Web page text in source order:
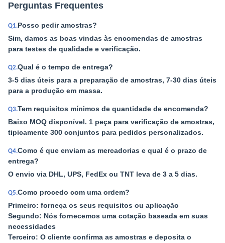
Perguntas Frequentes
Q1.Posso pedir amostras?
Sim, damos as boas vindas às encomendas de amostras
para testes de qualidade e verificação.
Q2.Qual é o tempo de entrega?
3-5 dias úteis para a preparação de amostras, 7-30 dias úteis
para a produção em massa.
Q3.Tem requisitos mínimos de quantidade de encomenda?
Baixo MOQ disponível. 1 peça para verificação de amostras,
tipicamente 300 conjuntos para pedidos personalizados.
Q4.Como é que enviam as mercadorias e qual é o prazo de
entrega?
O envio via DHL, UPS, FedEx ou TNT leva de 3 a 5 dias.
Q5.Como procedo com uma ordem?
Primeiro: forneça os seus requisitos ou aplicação
Segundo: Nós fornecemos uma cotação baseada em suas
necessidades
Terceiro: O cliente confirma as amostras e deposita o